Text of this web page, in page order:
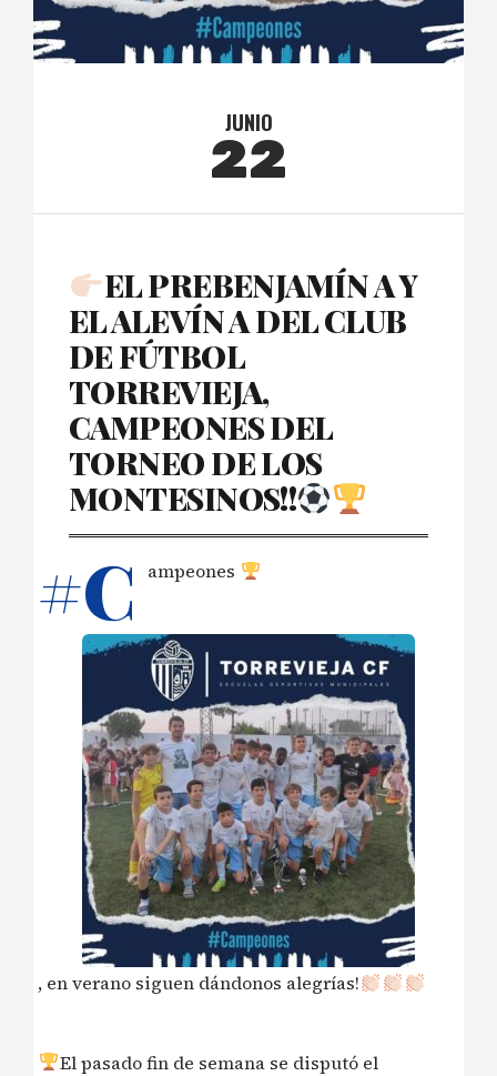
JUNIO
22
EL PREBENJAMÍN A Y
EL ALEVÍN A DEL CLUB
DE FÚTBOL
TORREVIEJA,
CAMPEONES DEL
TORNEO DE LOS
MONTESINOS!!
#C ampeones
, en verano siguen dándonos alegrías!
El pasado fin de semana se disputó el